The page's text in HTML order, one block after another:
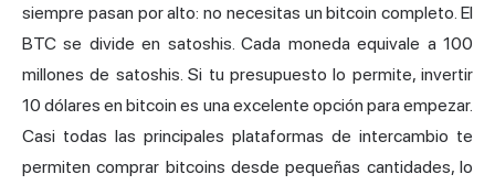
siempre pasan por alto: no necesitas un bitcoin completo. El
BTC se divide en satoshis. Cada moneda equivale a 100
millones de satoshis. Si tu presupuesto lo permite, invertir
10 dólares en bitcoin es una excelente opción para empezar.
Casi todas las principales plataformas de intercambio te
permiten comprar bitcoins desde pequeñas cantidades, lo